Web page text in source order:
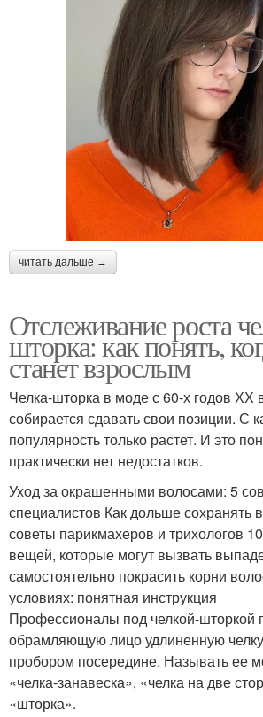
читать дальше →
Отслеживание роста
шторка: как понять,
станет взрослым
Челка-шторка в моде с 60-х годов ХХ
собирается сдавать свои позиции. С
популярность только растет. И это
практически нет недостатков.
Уход за окрашенными волосами: 5
специалистов Как дольше сохранять
советы парикмахеров и трихологов
вещей, которые могут вызвать
самостоятельно покрасить корни
условиях: понятная инструкция
Профессионалы под челкой-шторкой
обрамляющую лицо удлиненную
пробором посередине. Называть ее
«челка-занавеска», «челка на две
«шторка».